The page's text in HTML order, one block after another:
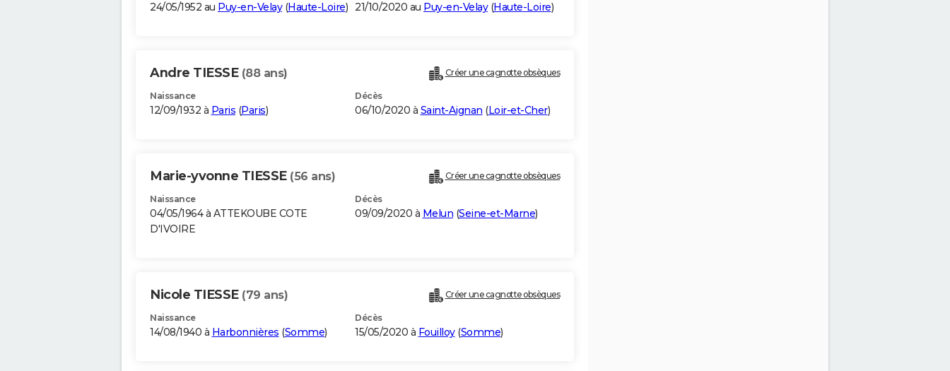
24/05/1952 au Puy-en-Velay(Haute-Loire) 21/10/2020 au Puy-en-Velay(Haute-Loire)
Andre TIESSE (88 ans) Créer une cagnotte obsèques
Naissance
12/09/1932 à Paris (Paris)
Décès
06/10/2020 à Saint-Aignan (Loir-et-Cher)
Marie-yvonne TIESSE (56 ans) Créer une cagnotte obsèques
Naissance
04/05/1964 à ATTEKOUBE COTE
D'IVOIRE
Décès
09/09/2020 à Melun (Seine-et-Marne)
Nicole TIESSE (79 ans) Créer une cagnotte obsèques
Naissance
14/08/1940 à Harbonnières (Somme)
Décès
15/05/2020 à Fouilloy(Somme)